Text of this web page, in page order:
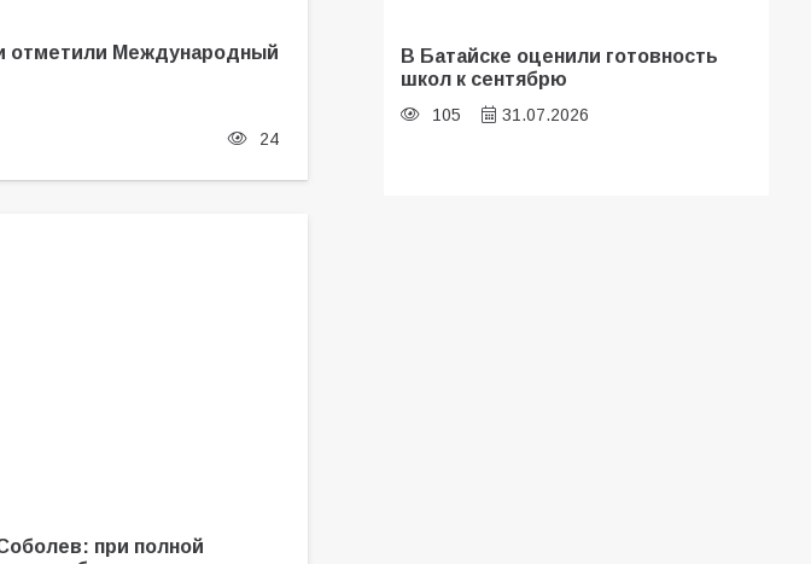
отметили Международный
24
при полной
В Батайске оценили готовность
школ к сентябрю
105 31.07.2026